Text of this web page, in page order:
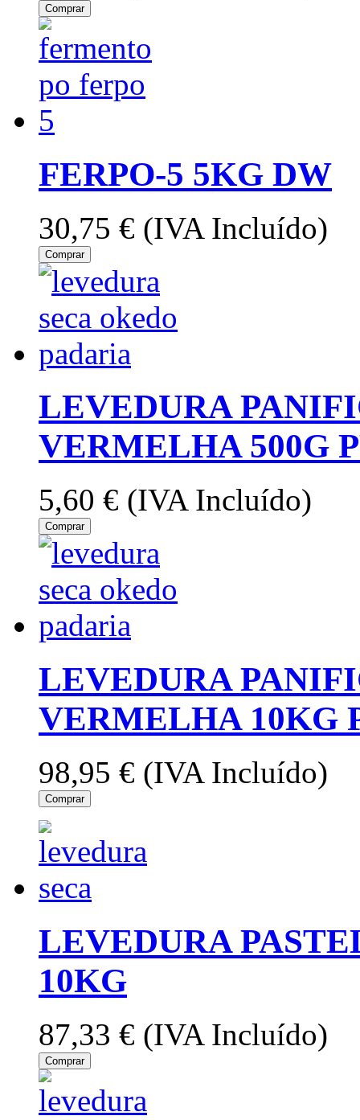
Comprar
FERPO-5 5KG DW
30,75 € (IVA Incluído)
Comprar
LEVEDURA
VERMELHA 500G
5,60 € (IVA Incluído)
Comprar
LEVEDURA
VERMELHA 10KG
98,95 € (IVA Incluído)
Comprar
LEVEDURA
10KG
87,33 € (IVA Incluído)
Comprar